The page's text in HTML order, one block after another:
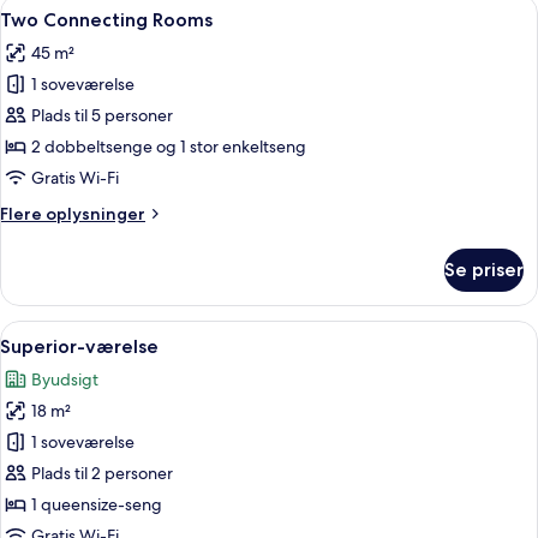
With
Indlæs
alle
billeder
af
Two
Connecting
Rooms
6
Two Connecting Rooms
45 m²
1 soveværelse
Plads til 5 personer
2 dobbeltsenge og 1 stor enkeltseng
Gratis Wi-Fi
Flere oplysninger
Flere
Connecting
Rooms
Se priser
Indlæs
alle
billeder
af
Superior-
værelse
Et moderne hotelværelse med
9
Superior-værelse
Byudsigt
18 m²
1 soveværelse
Plads til 2 personer
1 queensize-seng